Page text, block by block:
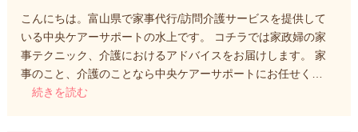
こんにちは。富山県で家事代行/訪問介護サービスを提供して
いる中央ケアーサポートの水上です。 コチラでは家政婦の家
事テクニック、介護におけるアドバイスをお届けします。 家
事のこと、介護のことなら中央ケアーサポートにお任せく…
続きを読む